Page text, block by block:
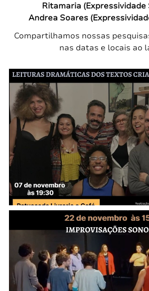
Ritamaria (Expressividade
Andrea Soares
Compartilhamos nossas
nas datas e locais ao